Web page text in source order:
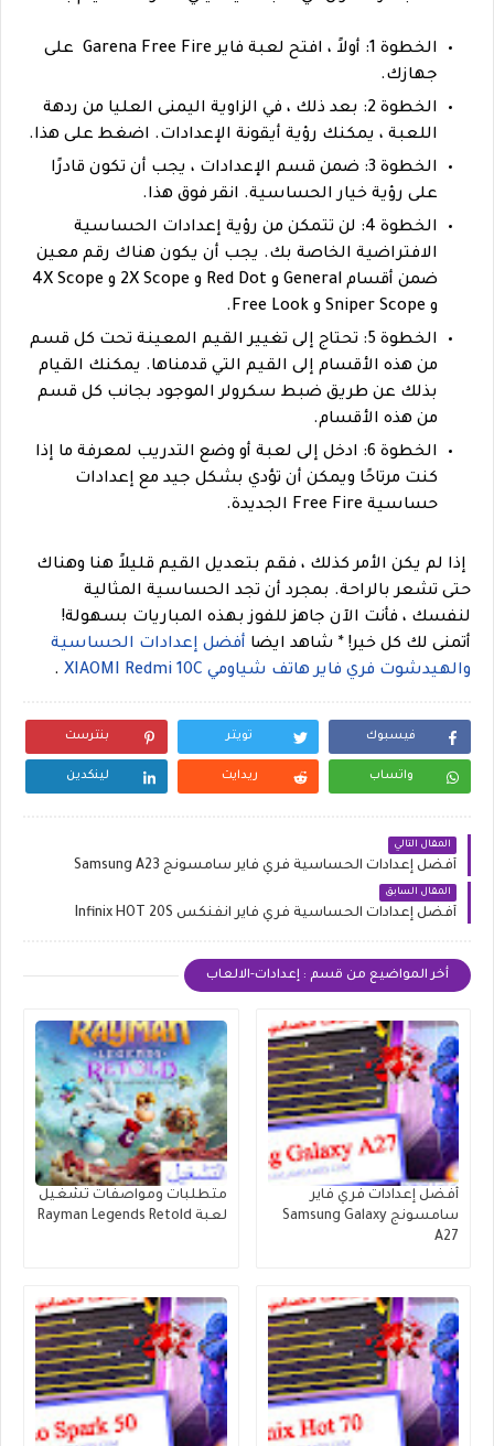
الخطوة 1: أولاً ، افتح لعبة فاير Garena Free Fire على
جهازك.
الخطوة 2: بعد ذلك ، في الزاوية اليمنى العليا من ردهة
اللعبة ، يمكنك رؤية أيقونة الإعدادات. اضغط على هذا.
الخطوة 3: ضمن قسم الإعدادات ، يجب أن تكون قادرًا
على رؤية خيار الحساسية. انقر فوق هذا.
الخطوة 4: لن تتمكن من رؤية إعدادات الحساسية
الافتراضية الخاصة بك. يجب أن يكون هناك رقم معين
ضمن أقسام General و Red Dot و 2X Scope و 4X Scope
و Sniper Scope و Free Look.
الخطوة 5: تحتاج إلى تغيير القيم المعينة تحت كل قسم
من هذه الأقسام إلى القيم التي قدمناها. يمكنك القيام
بذلك عن طريق ضبط سكرولر الموجود بجانب كل قسم
من هذه الأقسام.
الخطوة 6: ادخل إلى لعبة أو وضع التدريب لمعرفة ما إذا
كنت مرتاحًا ويمكن أن تؤدي بشكل جيد مع إعدادات
حساسية Free Fire الجديدة.
إذا لم يكن الأمر كذلك ، فقم بتعديل القيم قليلاً هنا وهناك
حتى تشعر بالراحة. بمجرد أن تجد الحساسية المثالية
لنفسك ، فأنت الآن جاهز للفوز بهذه المباريات بسهولة!
أتمنى لك كل خير! * شاهد ايضا أفضل إعدادات الحساسية
والهيدشوت فري فاير هاتف شياومي XIAOMI Redmi 10C
.
فيسبوك تويتر بنترست
واتساب ريدايت لينكدين
المقال التالي
أفضل إعدادات الحساسية فري فاير سامسونج Samsung A23
المقال السابق
أفضل إعدادات الحساسية فري فاير انفنكس Infinix HOT 20S
أخر المواضيع من قسم : إعدادات-الالعاب
أفضل إعدادات فري فاير
سامسونج Samsung Galaxy
A27
متطلبات ومواصفات تشغيل
لعبة Rayman Legends Retold